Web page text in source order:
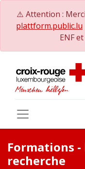
⚠️ Attention :
plattform.public.lu
ENF
Formations -
recherche